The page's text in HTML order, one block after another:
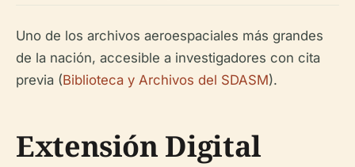
Uno de los archivos aeroespaciales más grandes
de la nación, accesible a investigadores con cita
previa (Biblioteca y Archivos del SDASM).
Extensión Digital